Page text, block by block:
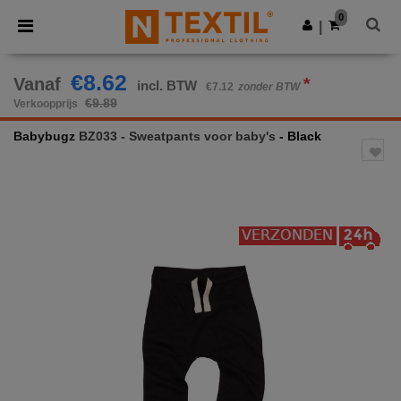
× Ntextil-app
Betere prijzen in de app!
Download app
0
Vanaf €8.62 incl. BTW €7.12 zonder BTW *
Verkoopprijs €9.89
Babybugz BZ033 - Sweatpants voor baby's - Black